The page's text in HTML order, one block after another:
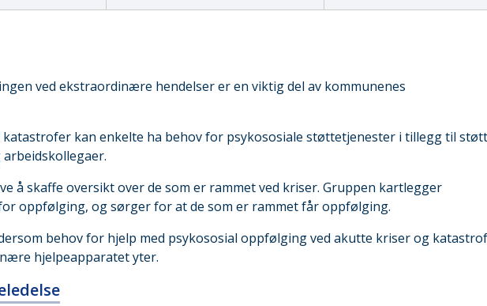
ved ekstraordinære hendelser er en viktig del av kommunenes
katastrofer kan enkelte ha behov for psykososiale støttetjenester i tillegg til
å skaffe oversikt over de som er rammet ved kriser. Gruppen kartlegger
oppfølging, og sørger for at de som er rammet får oppfølging.
behov for hjelp med psykososial oppfølging ved akutte kriser og
hjelpeapparatet yter.